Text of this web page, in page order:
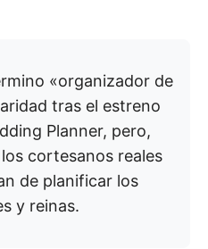
«organizador de
tras el estreno
Planner, pero,
cortesanos reales
de planificar los
y reinas.